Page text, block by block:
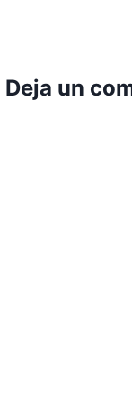
Deja un